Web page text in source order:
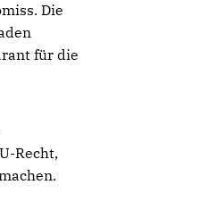
Die
für die
Recht,